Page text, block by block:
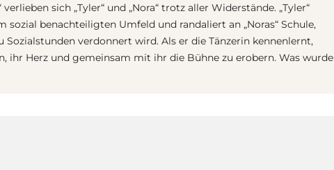
verlieben sich „Tyler“ und „Nora“ trotz aller Widerstände. „Tyler“
sozial benachteiligten Umfeld und randaliert an „Noras“ Schule,
Sozialstunden verdonnert wird. Als er die Tänzerin kennenlernt,
ihr Herz und gemeinsam mit ihr die Bühne zu erobern. Was wurde